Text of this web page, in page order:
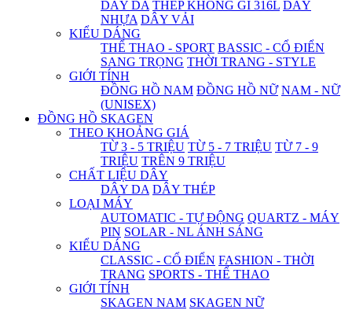
DÂY DA THÉP KHÔNG GỈ 316L DÂY
NHỰA DÂY VẢI
KIỂU DÁNG
THỂ THAO - SPORT BASSIC - CỔ ĐIỂN
SANG TRỌNG THỜI TRANG - STYLE
GIỚI TÍNH
ĐỒNG HỒ NAM ĐỒNG HỒ NỮ NAM - NỮ
(UNISEX)
ĐỒNG HỒ SKAGEN
THEO KHOẢNG GIÁ
TỪ 3 - 5 TRIỆU TỪ 5 - 7 TRIỆU TỪ 7 - 9
TRIỆU TRÊN 9 TRIỆU
CHẤT LIỆU DÂY
DÂY DA DÂY THÉP
LOẠI MÁY
AUTOMATIC - TỰ ĐỘNG QUARTZ - MÁY
PIN SOLAR - NL ÁNH SÁNG
KIỂU DÁNG
CLASSIC - CỔ ĐIỂN FASHION - THỜI
TRANG SPORTS - THỂ THAO
GIỚI TÍNH
SKAGEN NAM SKAGEN NỮ